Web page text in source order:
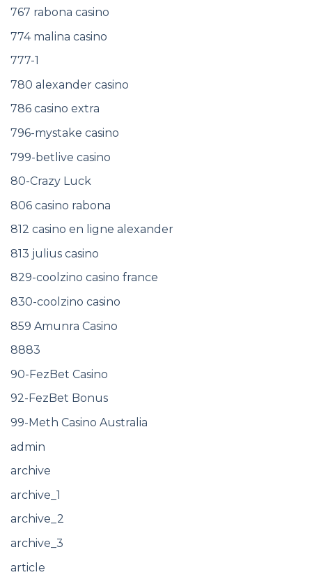
767 rabona casino
774 malina casino
777-1
780 alexander casino
786 casino extra
796-mystake casino
799-betlive casino
80-Crazy Luck
806 casino rabona
812 casino en ligne alexander
813 julius casino
829-coolzino casino france
830-coolzino casino
859 Amunra Casino
8883
90-FezBet Casino
92-FezBet Bonus
99-Meth Casino Australia
admin
archive
archive_1
archive_2
archive_3
article